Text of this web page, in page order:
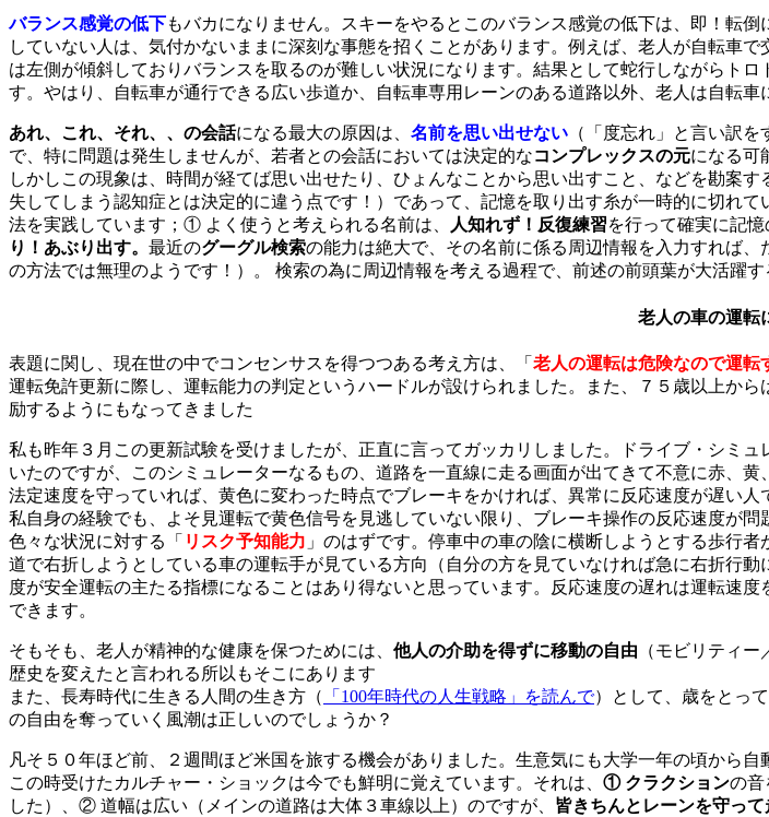
バランス感覚の低下もバカになりません。スキーをやるとこのバランス感覚の低下は、即！転
していない人は、気付かないままに深刻な事態を招くことがあります。例えば、老人が自転車
は左側が傾斜しておりバランスを取るのが難しい状況になります。結果として蛇行しながらト
す。やはり、自転車が通行できる広い歩道か、自転車専用レーンのある道路以外、老人は自転車
あれ、これ、それ、、の会話になる最大の原因は、 名前を思い出せない （「度忘れ」と言い訳
で、特に問題は発生しませんが、若者との会話においては決定的なコンプレックスの元になる可
しかしこの現象は、時間が経てば思い出せたり、ひょんなことから思い出すこと、などを勘案
失してしまう認知症とは決定的に違う点です！）であって、記憶を取り出す糸が一時的に切れ
法を実践しています；① よく使うと考えられる名前は、
人知れず！反復練習を行って確実に記
り！あぶり出す。 最近のグーグル検索の能力は絶大で、その名前に係る周辺情報を入力すれば
の方法では無理のようです！）。 検索の為に周辺情報を考える過程で、前述の前頭葉が大活躍
老人の車の運転
表題に関し、現在世の中でコンセンサスを得つつある考え方は、「 老人の運転は危険なので運転
運転免許更新に際し、運転能力の判定というハードルが設けられました。また、７５歳以上から
励するようにもなってきました
私も昨年３月この更新試験を受けましたが、正直に言ってガッカリしました。ドライブ・シミ
いたのですが、このシミュレーターなるもの、道路を一直線に走る画面が出てきて不意に赤、
法定速度を守っていれば、黄色に変わった時点でブレーキをかければ、異常に反応速度が遅い
私自身の経験でも、よそ見運転で黄色信号を見逃していない限り、ブレーキ操作の反応速度が
色々な状況に対する「 リスク予知能力 」のはずです。停車中の車の陰に横断しようとする歩行
道で右折しようとしている車の運転手が見ている方向（自分の方を見ていなければ急に右折行
度が安全運転の主たる指標になることはあり得ないと思っています。反応速度の遅れは運転速
できます。
そもそも、老人が精神的な健康を保つためには、 他人の介助を得ずに移動の自由 （モビリティー
歴史を変えたと言われる所以もそこにあります
また、長寿時代に生きる人間の生き方（
「100年時代の人生戦略」を読んで）として、歳をとっ
の自由を奪っていく風潮は正しいのでしょうか？
凡そ５０年ほど前、２週間ほど米国を旅する機会がありました。生意気にも大学一年の頃から
この時受けたカルチャー・ショックは今でも鮮明に覚えています。それは、 ① クラクションの音
した）、② 道幅は広い（メインの道路は大体３車線以上）のですが、 皆きちんとレーンを守っ